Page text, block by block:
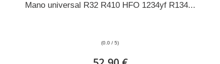
Mano universal R32 R410 HFO 1234yf R134...
(0.0 / 5)